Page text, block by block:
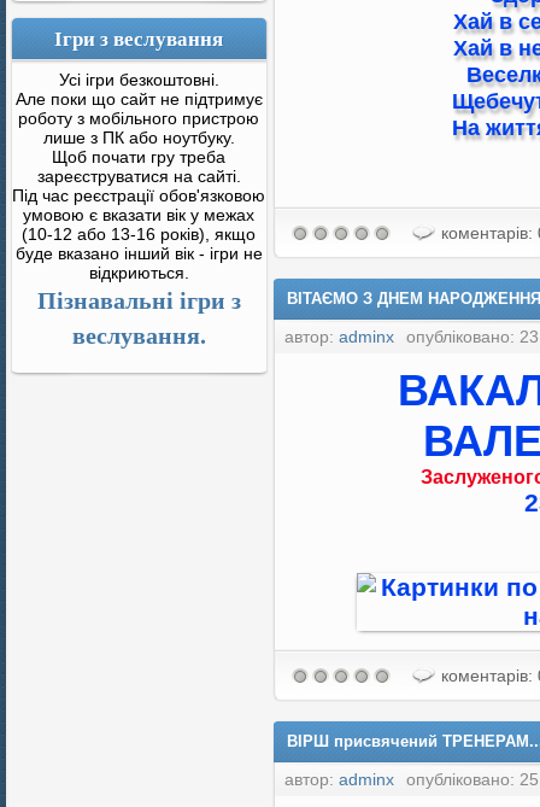
Ігри з веслування
Усі ігри безкоштовні.
Але поки що сайт не підтримує
роботу з мобільного пристрою
лише з ПК або ноутбуку.
Щоб почати гру треба
зареєструватися на сайті.
Під час реєстрації обов'язковою
умовою є вказати вік у межах
(10-12 або 13-16 років), якщо
буде вказано інший вік - ігри не
відкриються.
Пізнавальні ігри з
веслування.
Хай в
Хай в
На
коментарів:
ВІТАЄМО З ДНЕМ
автор: adminx опубліковано:
коментарів:
ВІРШ присвячений ТРЕНЕРАМ...
автор: adminx опубліковано: